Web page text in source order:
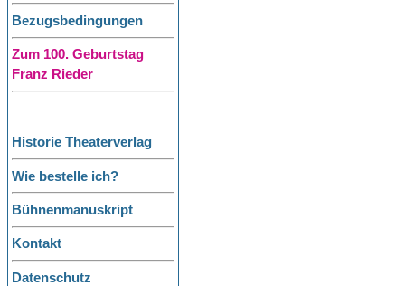
Bezugsbedingungen
Zum 100. Geburtstag
Franz Rieder
Historie Theaterverlag
Wie bestelle ich?
Bühnenmanuskript
Kontakt
Datenschutz